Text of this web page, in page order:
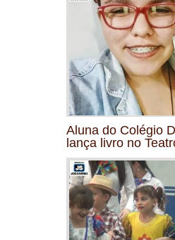
Aluna do Colégio
lança livro no